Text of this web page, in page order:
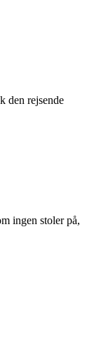
den rejsende
ingen stoler på,